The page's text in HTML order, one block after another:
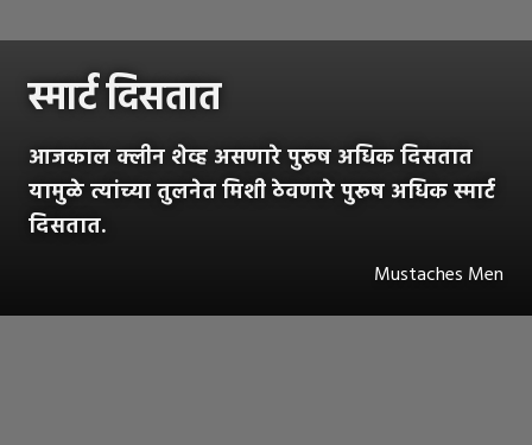
स्मार्ट दिसतात
आजकाल क्लीन शेव्ह असणारे पुरूष अधिक दिसतात
यामुळे त्यांच्या तुलनेत मिशी ठेवणारे पुरूष अधिक स्मार्ट
दिसतात.
Mustaches Men